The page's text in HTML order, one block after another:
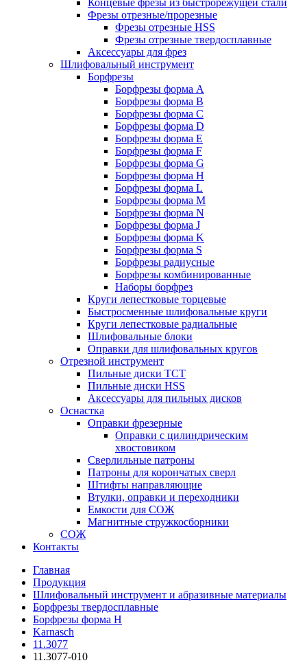
Фрезы отрезные/прорезные
Фрезы отрезные HSS
Фрезы отрезные твердосплавные
Аксессуары для фрез
Шлифовальный инструмент
Борфрезы
Борфрезы форма A
Борфрезы форма B
Борфрезы форма C
Борфрезы форма D
Борфрезы форма E
Борфрезы форма F
Борфрезы форма G
Борфрезы форма H
Борфрезы форма L
Борфрезы форма M
Борфрезы форма N
Борфрезы форма J
Борфрезы форма K
Борфрезы форма S
Борфрезы радиусные
Борфрезы комбинированные
Наборы борфрез
Круги лепестковые торцевые
Быстросменные шлифовальные круги
Круги лепестковые радиальные
Шлифовальные блоки
Оправки для шлифовальных кругов
Отрезной инструмент
Пильные диски ТСТ
Пильные диски HSS
Аксессуары для пильных дисков
Оснастка
Оправки фрезерные
Оправки с цилиндрическим
хвостовиком
Сверлильные патроны
Патроны для корончатых сверл
Штифты направляющие
Втулки, оправки и переходники
Емкости для СОЖ
Магнитные стружкосборники
СОЖ
Контакты
Главная
Продукция
Шлифовальный инструмент и абразивные материалы
Борфрезы твердосплавные
Борфрезы форма H
Karnasch
11.3077
11.3077-010